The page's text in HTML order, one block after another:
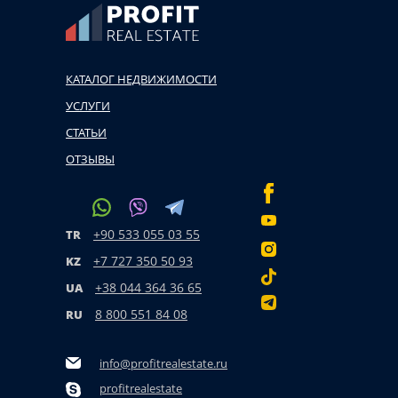
КАТАЛОГ НЕДВИЖИМОСТИ
УСЛУГИ
СТАТЬИ
ОТЗЫВЫ
TR +90 533 055 03 55
KZ +7 727 350 50 93
UA +38 044 364 36 65
RU 8 800 551 84 08
info@profitrealestate.ru
profitrealestate